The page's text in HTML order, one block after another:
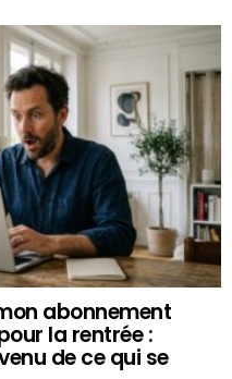
abonnement
la rentrée :
de ce qui se